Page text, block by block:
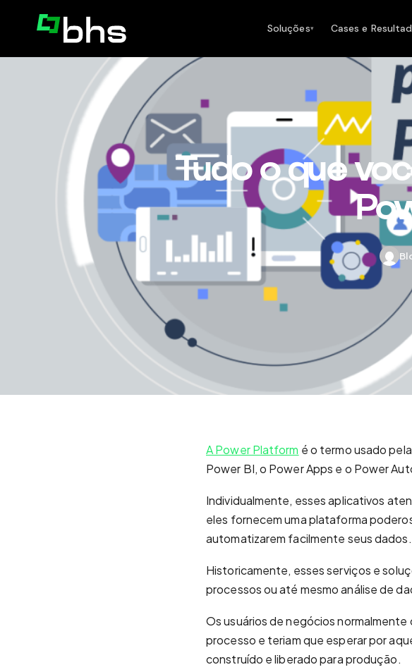
Soluções▾ Cases e
Tudo o que
A Power Platform é o termo usado
Power BI, o Power Apps e o Power
Individualmente, esses aplicativos
eles fornecem uma plataforma
automatizarem facilmente seus dados.
Historicamente, esses serviços e
processos ou até mesmo análise de
Os usuários de negócios normalmente
processo e teriam que esperar por
construído e liberado para produção.